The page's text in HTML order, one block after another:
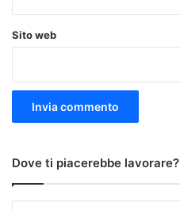
Sito web
Dove ti piacerebbe lavorare?